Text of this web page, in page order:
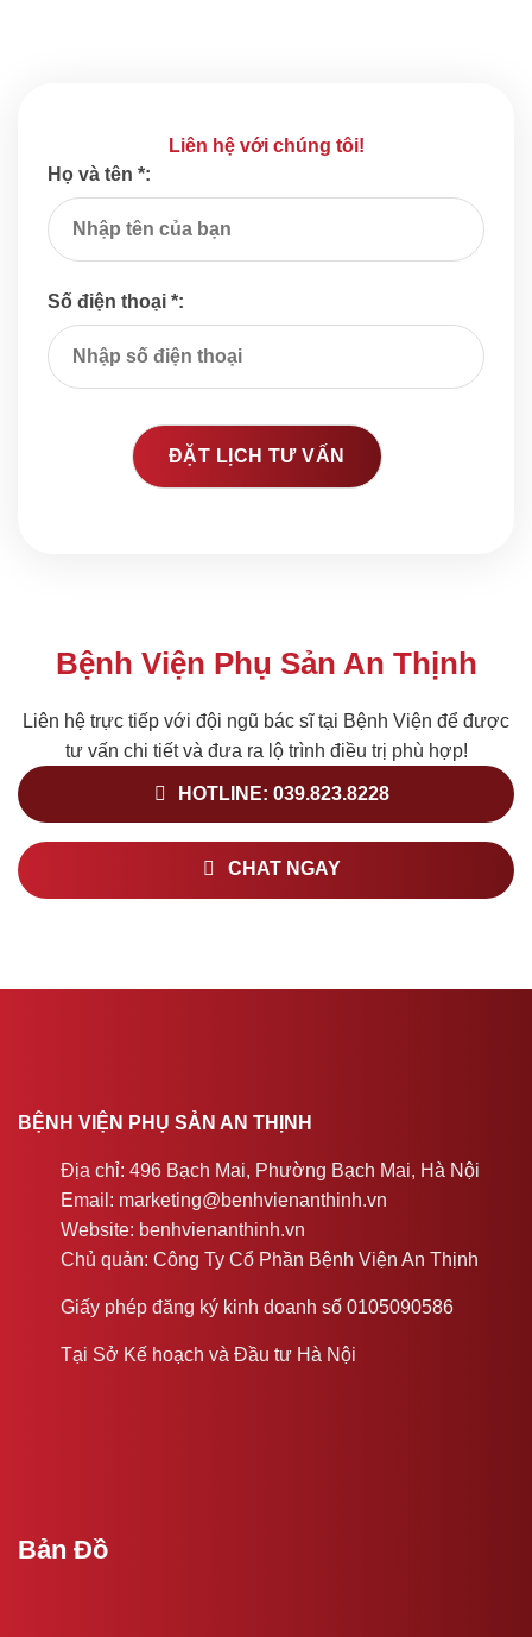
Liên hệ với chúng tôi!
Họ và tên *:
Số điện thoại *:
Bệnh Viện Phụ Sản An Thịnh
Liên hệ trực tiếp với đội ngũ bác sĩ tại Bệnh Viện để được
tư vấn chi tiết và đưa ra lộ trình điều trị phù hợp!
HOTLINE: 039.823.8228
CHAT NGAY
BỆNH VIỆN PHỤ SẢN AN THỊNH
Địa chỉ: 496 Bạch Mai, Phường Bạch Mai, Hà Nội
Email: marketing@benhvienanthinh.vn
Website: benhvienanthinh.vn
Chủ quản: Công Ty Cổ Phần Bệnh Viện An Thịnh
Giấy phép đăng ký kinh doanh số 0105090586
Tại Sở Kế hoạch và Đầu tư Hà Nội
Bản Đồ